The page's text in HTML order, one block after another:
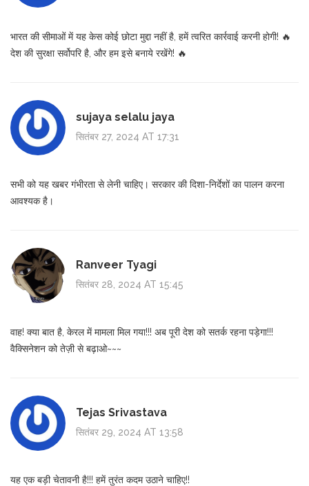
भारत की सीमाओं में यह केस कोई छोटा मुद्दा नहीं है, हमें त्वरित कार्रवाई करनी होगी! 🔥
देश की सुरक्षा सर्वोपरि है, और हम इसे बनाये रखेंगे! 🔥
sujaya selalu jaya
सितंबर 27, 2024 AT 17:31
सभी को यह खबर गंभीरता से लेनी चाहिए। सरकार की दिशा-निर्देशों का पालन करना
आवश्यक है।
Ranveer Tyagi
सितंबर 28, 2024 AT 15:45
वाह! क्या बात है, केरल में मामला मिल गया!!! अब पूरी देश को सतर्क रहना पड़ेगा!!!
वैक्सिनेशन को तेज़ी से बढ़ाओ~~~
Tejas Srivastava
सितंबर 29, 2024 AT 13:58
यह एक बड़ी चेतावनी है!!! हमें तुरंत कदम उठाने चाहिए!!